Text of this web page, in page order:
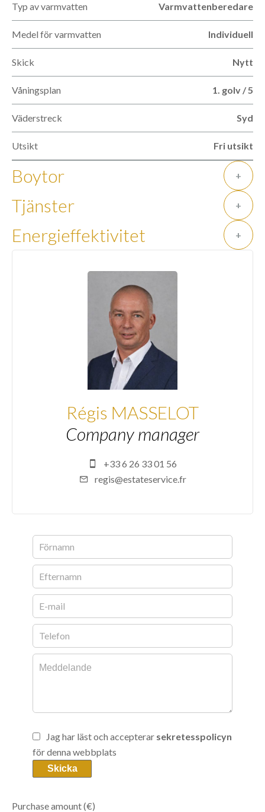
Typ av varmvatten Varmvattenberedare
Medel för varmvatten Individuell
Skick Nytt
Våningsplan 1. golv / 5
Väderstreck Syd
Utsikt Fri utsikt
Boytor +
Tjänster +
Energieffektivitet +
Régis MASSELOT
Company manager
+33 6 26 33 01 56
regis@estateservice.fr
Jag har läst och accepterar sekretesspolicyn
för denna webbplats
Skicka
Purchase amount(€)